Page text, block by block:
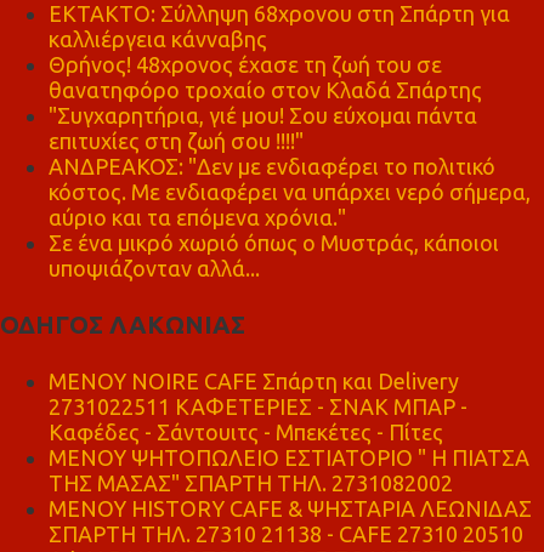
ΕΚΤΑΚΤΟ: Σύλληψη 68χρονου στη Σπάρτη για
καλλιέργεια κάνναβης
Θρήνος! 48χρονος έχασε τη ζωή του σε
θανατηφόρο τροχαίο στον Κλαδά Σπάρτης
"Συγχαρητήρια, γιέ μου! Σου εύχομαι πάντα
επιτυχίες στη ζωή σου !!!!"
ΑΝΔΡΕΑΚΟΣ: "Δεν με ενδιαφέρει το πολιτικό
κόστος. Με ενδιαφέρει να υπάρχει νερό σήμερα,
αύριο και τα επόμενα χρόνια."
Σε ένα μικρό χωριό όπως ο Μυστράς, κάποιοι
υποψιάζονταν αλλά...
ΟΔΗΓΟΣ ΛΑΚΩΝΙΑΣ
MENOY NOIRE CAFE Σπάρτη και Delivery
2731022511 ΚΑΦΕΤΕΡΙΕΣ - ΣΝΑΚ ΜΠΑΡ -
Καφέδες - Σάντουιτς - Μπεκέτες - Πίτες
ΜΕΝΟΥ ΨΗΤΟΠΩΛΕΙΟ ΕΣΤΙΑΤΟΡΙΟ " Η ΠΙΑΤΣΑ
ΤΗΣ ΜΑΣΑΣ" ΣΠΑΡΤΗ ΤΗΛ. 2731082002
ΜΕΝΟΥ HISTORY CAFE & ΨΗΣΤΑΡΙΑ ΛΕΩΝΙΔΑΣ
ΣΠΑΡΤΗ ΤΗΛ. 27310 21138 - CAFE 27310 20510